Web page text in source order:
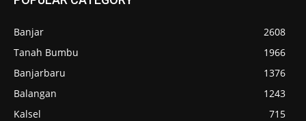
Banjar
2608
Tanah Bumbu
1966
Banjarbaru
1376
Balangan
1243
Kalsel
715